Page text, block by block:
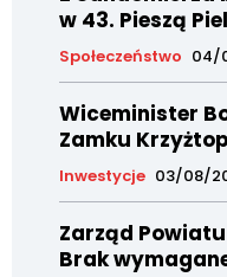
w 43. Pieszą
Społeczeństwo 04/
Wiceminister
Zamku
Inwestycje 03/08/
Zarząd
Brak